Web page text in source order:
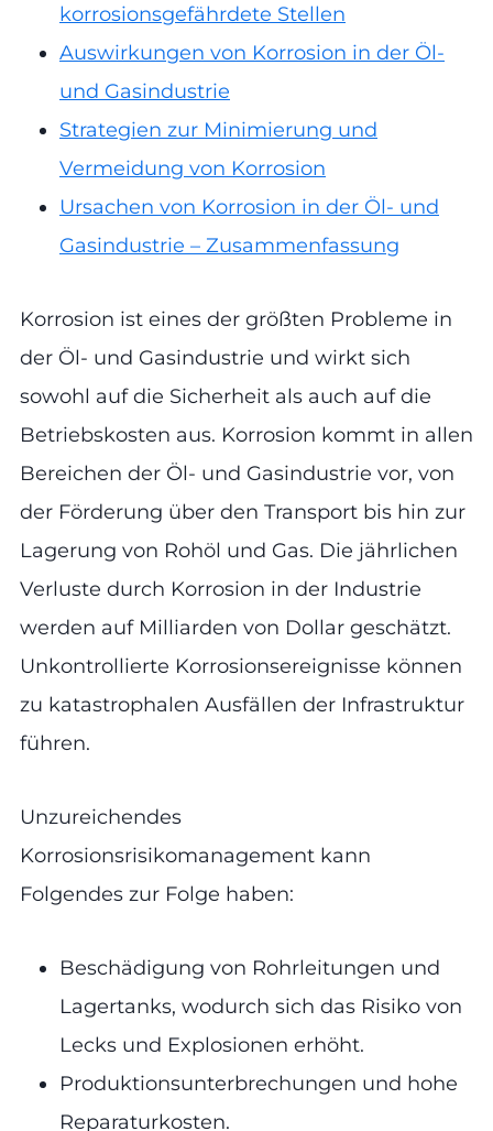
korrosionsgefährdete Stellen
Auswirkungen von Korrosion in der Öl-
und Gasindustrie
Strategien zur Minimierung und
Vermeidung von Korrosion
Ursachen von Korrosion in der Öl- und
Gasindustrie – Zusammenfassung
Korrosion ist eines der größten Probleme in
der Öl- und Gasindustrie und wirkt sich
sowohl auf die Sicherheit als auch auf die
Betriebskosten aus. Korrosion kommt in allen
Bereichen der Öl- und Gasindustrie vor, von
der Förderung über den Transport bis hin zur
Lagerung von Rohöl und Gas. Die jährlichen
Verluste durch Korrosion in der Industrie
werden auf Milliarden von Dollar geschätzt.
Unkontrollierte Korrosionsereignisse können
zu katastrophalen Ausfällen der Infrastruktur
führen.
Unzureichendes
Korrosionsrisikomanagement kann
Folgendes zur Folge haben:
Beschädigung von Rohrleitungen und
Lagertanks, wodurch sich das Risiko von
Lecks und Explosionen erhöht.
Produktionsunterbrechungen und hohe
Reparaturkosten.